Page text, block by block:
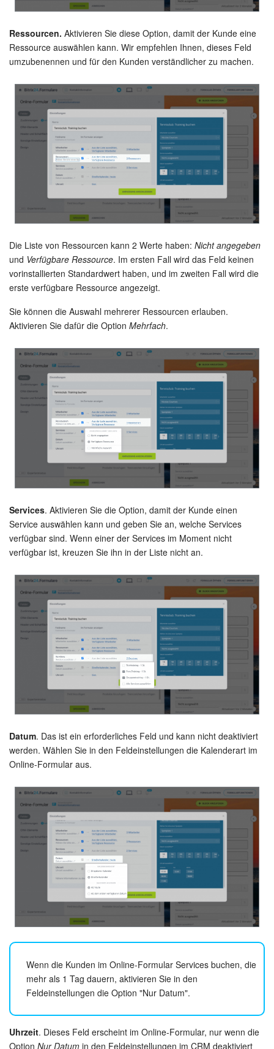
Ressourcen. Aktivieren Sie diese Option, damit der Kunde eine
Ressource auswählen kann. Wir empfehlen Ihnen, dieses Feld
umzubenennen und für den Kunden verständlicher zu machen.
Die Liste von Ressourcen kann 2 Werte haben: Nicht angegeben
und Verfügbare Ressource. Im ersten Fall wird das Feld keinen
vorinstallierten Standardwert haben, und im zweiten Fall wird die
erste verfügbare Ressource angezeigt.
Sie können die Auswahl mehrerer Ressourcen erlauben.
Aktivieren Sie dafür die Option Mehrfach.
Services. Aktivieren Sie die Option, damit der Kunde einen
Service auswählen kann und geben Sie an, welche Services
verfügbar sind. Wenn einer der Services im Moment nicht
verfügbar ist, kreuzen Sie ihn in der Liste nicht an.
Datum. Das ist ein erforderliches Feld und kann nicht deaktiviert
werden. Wählen Sie in den Feldeinstellungen die Kalenderart im
Online-Formular aus.
Wenn die Kunden im Online-Formular Services buchen, die
mehr als 1 Tag dauern, aktivieren Sie in den
Feldeinstellungen die Option "Nur Datum".
Uhrzeit. Dieses Feld erscheint im Online-Formular, nur wenn die
Option Nur Datum in den Feldeinstellungen im CRM deaktiviert